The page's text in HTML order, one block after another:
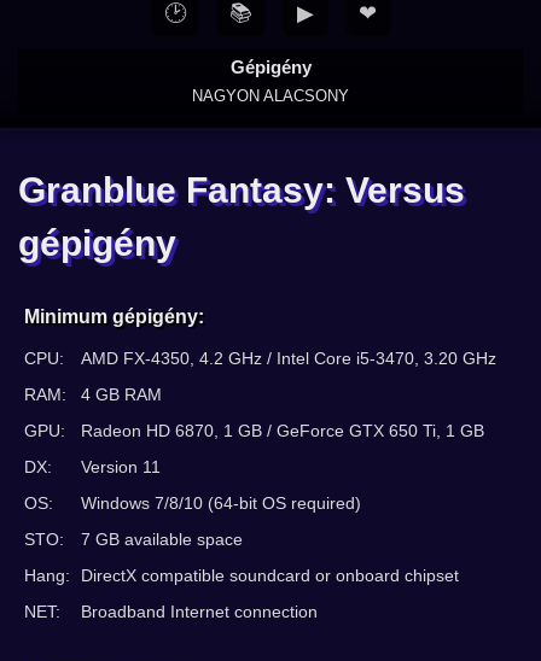
Gépigény
NAGYON ALACSONY
🕑 📚 ▶ ❤
Granblue Fantasy: Versus
gépigény
Minimum gépigény:
CPU:
AMD FX-4350, 4.2 GHz / Intel Core i5-3470, 3.20 GHz
RAM:
4 GB RAM
GPU:
Radeon HD 6870, 1 GB / GeForce GTX 650 Ti, 1 GB
DX:
Version 11
OS:
Windows 7/8/10 (64-bit OS required)
STO:
7 GB available space
Hang:
DirectX compatible soundcard or onboard chipset
NET:
Broadband Internet connection